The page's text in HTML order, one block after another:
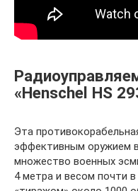
«Henschel HS
Эта
эффективным оружием
множество военных
4 метра и весом почти